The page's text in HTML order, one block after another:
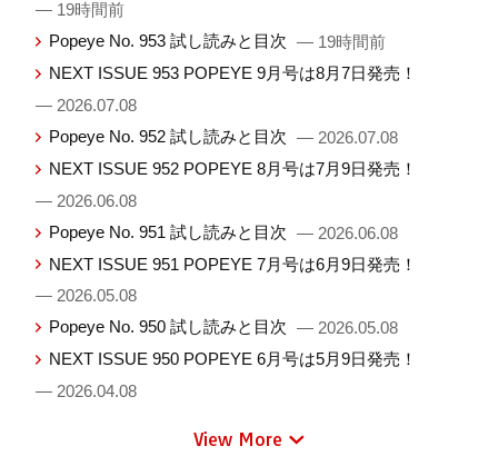
— 19時間前
Popeye No. 953 試し読みと目次 — 19時間前
NEXT ISSUE 953 POPEYE 9月号は8月7日発売！
— 2026.07.08
Popeye No. 952 試し読みと目次 — 2026.07.08
NEXT ISSUE 952 POPEYE 8月号は7月9日発売！
— 2026.06.08
Popeye No. 951 試し読みと目次 — 2026.06.08
NEXT ISSUE 951 POPEYE 7月号は6月9日発売！
— 2026.05.08
Popeye No. 950 試し読みと目次 — 2026.05.08
NEXT ISSUE 950 POPEYE 6月号は5月9日発売！
— 2026.04.08
View More